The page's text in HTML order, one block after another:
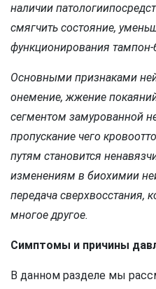
наличии
смягчить состояние,
функционирования тампон-
Основными признаками
онемение, жжение
сегментом замурованной
пропускание чего
путям становится
изменениям в биохимии
передача сверхвосстания,
многое другое.
Симптомы и причины
В данном разделе мы